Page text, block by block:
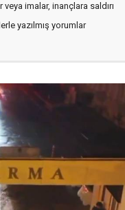
imalar, inançlara saldırı
yazılmış yorumlar